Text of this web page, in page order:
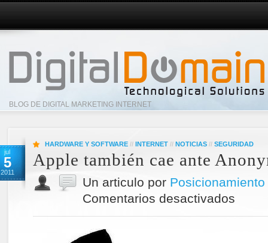
BLOG DE DIGITAL MARKETING INTERNET
jul
5
2011
HARDWARE Y SOFTWARE // INTERNET // NOTICIAS // SEGURIDAD
Apple también cae ante
Un articulo por Posicionamiento
Comentarios desactivados